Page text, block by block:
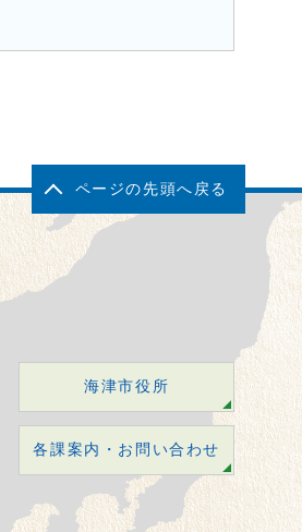
ページの先頭へ戻る
海津市役所
各課案内・お問い合わせ